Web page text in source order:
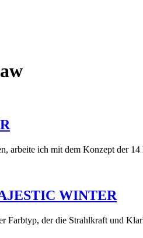
arbeite ich mit dem Konzept der
WINTER
Farbtyp, der die Strahlkraft und